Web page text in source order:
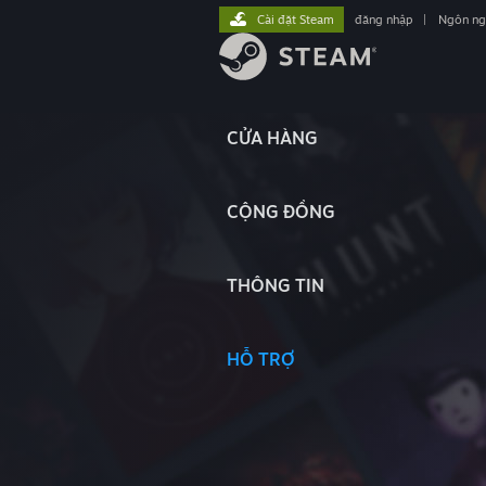
CỬA HÀNG
CỘNG ĐỒNG
THÔNG TIN
HỖ TRỢ
Cài đặt Steam đăng nhập Ngôn